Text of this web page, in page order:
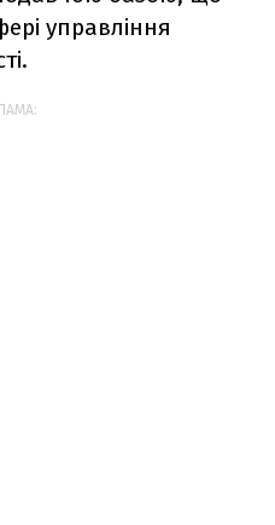
управління